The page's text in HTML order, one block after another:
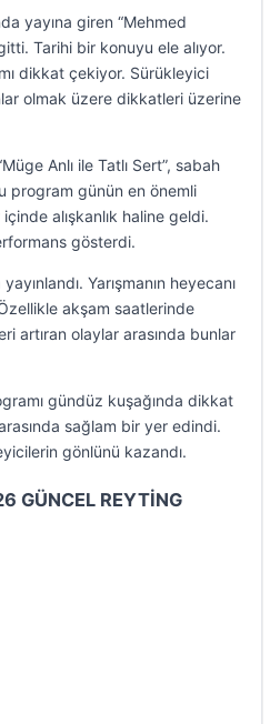
yayına giren “Mehmed
Tarihi bir konuyu ele alıyor.
dikkat çekiyor. Sürükleyici
olmak üzere dikkatleri üzerine
Anlı ile Tatlı Sert”, sabah
program günün en önemli
alışkanlık haline geldi.
gösterdi.
Yarışmanın heyecanı
akşam saatlerinde
artıran olaylar arasında bunlar
gündüz kuşağında dikkat
sağlam bir yer edindi.
gönlünü kazandı.
GÜNCEL REYTİNG